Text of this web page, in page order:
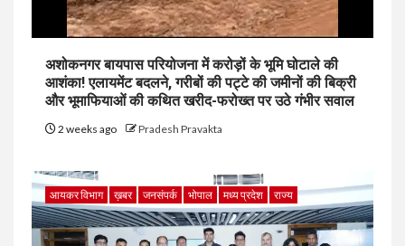
अशोकनगर बायपास परियोजना में करोड़ों के भूमि घोटाले की
आशंका! एलायमेंट बदलने, गरीबों की पट्टे की जमीनों की बिक्री
और भूमाफियाओं की कथित खरीद-फरोख्त पर उठे गंभीर सवाल
2 weeks ago Pradesh Pravakta
आयकर विभाग ख़बर जनसंपर्क भोपाल मध्य प्रदेश राज्य